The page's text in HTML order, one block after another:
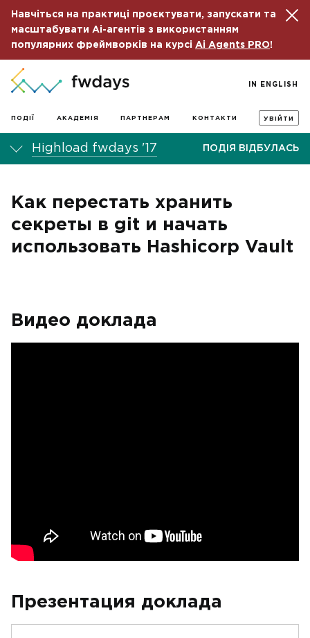
Навчіться на практиці проєктувати, запускати та
масштабувати Ai-агентів з використанням
популярних фреймворків на курсі Ai Agents PRO!
ПОДІЇ АКАДЕМІЯ ПАРТНЕРАМ КОНТАКТИ УВІЙТИ
IN ENGLISH
Highload fwdays '17 ПОДІЯ ВІДБУЛАСЬ
Как перестать хранить
секреты в git и начать
использовать Hashicorp Vault
Видео доклада
Презентация доклада